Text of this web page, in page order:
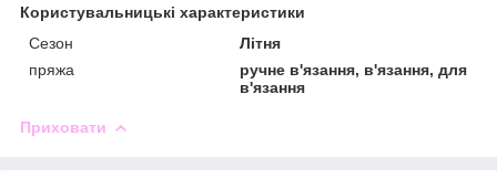
Користувальницькі характеристики
Сезон
Літня
пряжа
ручне в'язання, в'язання, для
в'язання
Приховати